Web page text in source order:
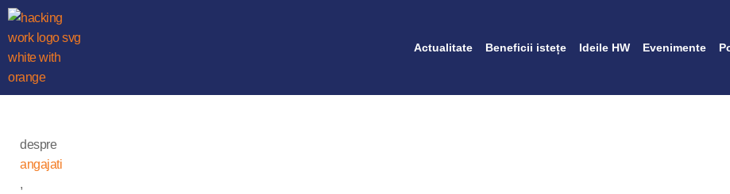
Actualitate Beneficii istețe Ideile HW Evenimente
despre
angajati
,